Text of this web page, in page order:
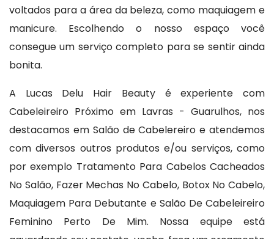
voltados para a área da beleza, como maquiagem e
manicure. Escolhendo o nosso espaço você
consegue um serviço completo para se sentir ainda
bonita.
A Lucas Delu Hair Beauty é experiente com
Cabeleireiro Próximo em Lavras - Guarulhos, nos
destacamos em Salão de Cabelereiro e atendemos
com diversos outros produtos e/ou serviços, como
por exemplo Tratamento Para Cabelos Cacheados
No Salão, Fazer Mechas No Cabelo, Botox No Cabelo,
Maquiagem Para Debutante e Salão De Cabeleireiro
Feminino Perto De Mim. Nossa equipe está